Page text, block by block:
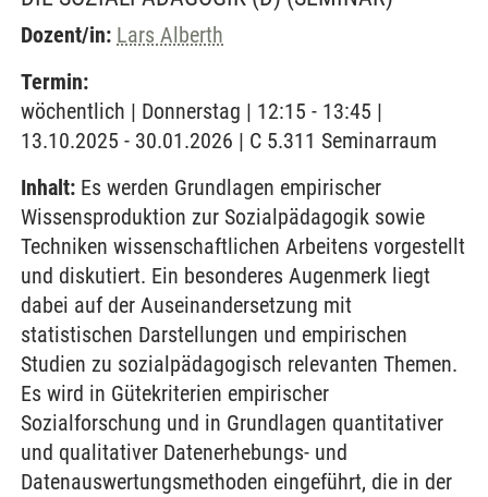
Dozent/in: Lars Alberth
Termin:
wöchentlich | Donnerstag | 12:15 - 13:45 |
13.10.2025 - 30.01.2026 | C 5.311 Seminarraum
Inhalt: Es werden Grundlagen empirischer
Wissensproduktion zur Sozialpädagogik sowie
Techniken wissenschaftlichen Arbeitens vorgestellt
und diskutiert. Ein besonderes Augenmerk liegt
dabei auf der Auseinandersetzung mit
statistischen Darstellungen und empirischen
Studien zu sozialpädagogisch relevanten Themen.
Es wird in Gütekriterien empirischer
Sozialforschung und in Grundlagen quantitativer
und qualitativer Datenerhebungs- und
Datenauswertungsmethoden eingeführt, die in der